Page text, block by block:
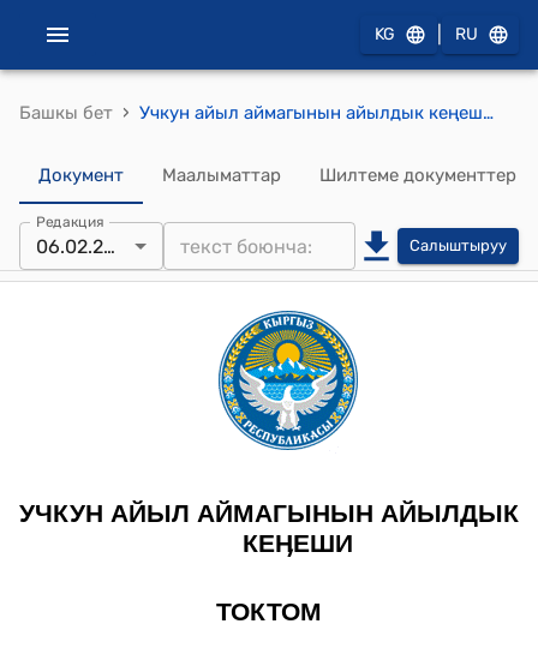
KG RU
Башкы бет › Учкун айыл аймагынын айылдык кеңешинин 2026-жылдын 6-февралындагы "Учкун айыл аймагынын айыл өкмөтүнүн кайрак жерлер үчүн баа коюу жөнүндө" №4 токтому
Документ Маалыматтар Шилтеме документтер
Редакция
06.02.2026 Салыштыруу